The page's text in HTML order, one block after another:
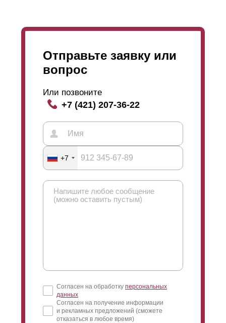
порошковом окрашивании доступно множество
Отправьте заявку или
вопрос
Или позвоните
+7 (421) 207-36-22
+7
Согласен на обработку персональных
данных
Согласен на получение информации
и рекламных предложений (сможете
отказаться в любое время)